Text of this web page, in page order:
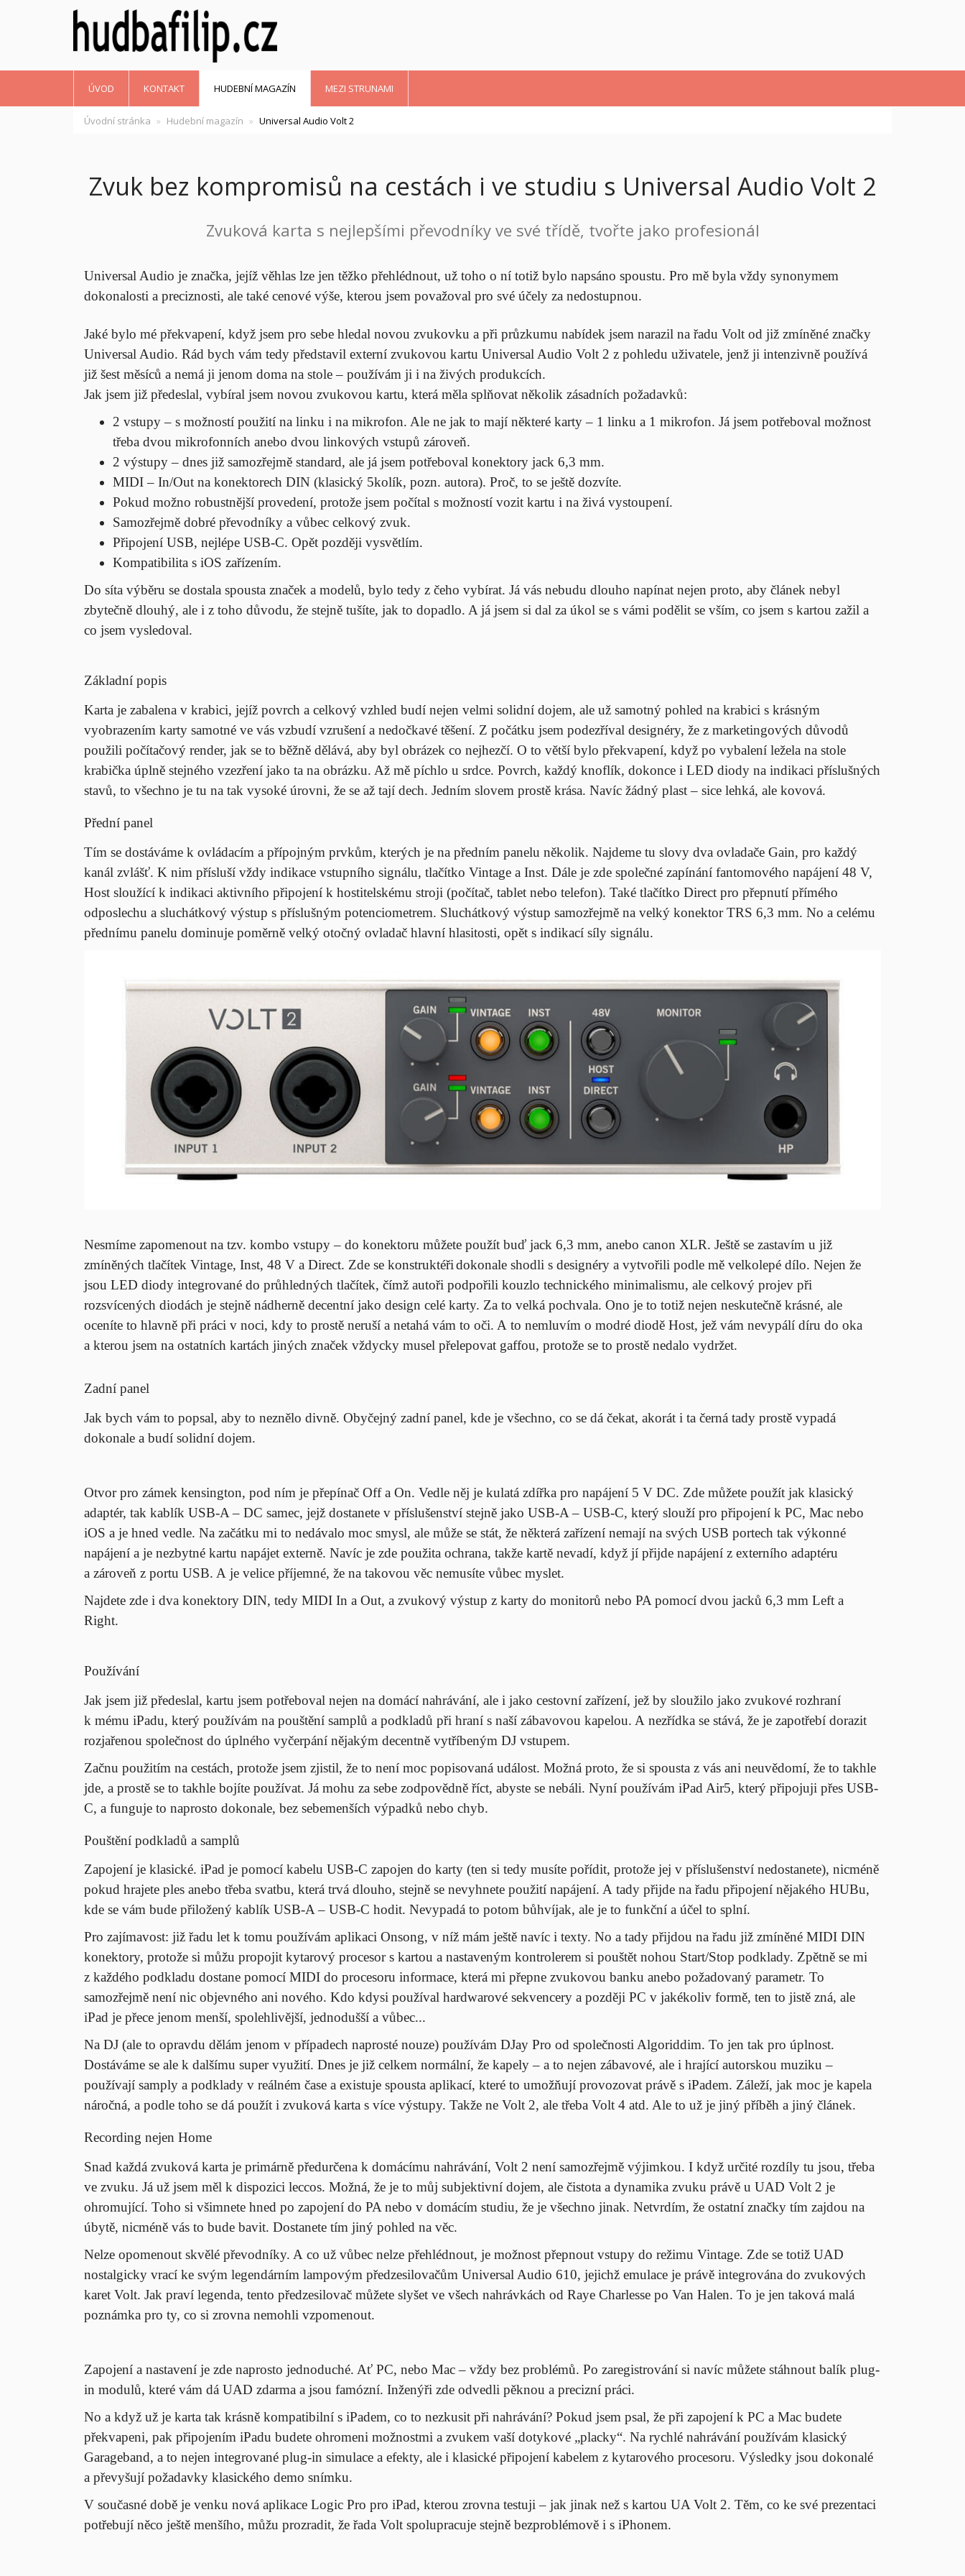
ÚVOD KONTAKT HUDEBNÍ MAGAZÍN MEZI STRUNAMI
Úvodní stránka Hudební magazín Universal Audio Volt 2
Zvuk bez kompromisů na cestách i ve studiu s Universal Audio Volt 2
Zvuková karta s nejlepšími převodníky ve své třídě, tvořte jako profesionál
Universal Audio je značka, jejíž věhlas lze jen těžko přehlédnout, už toho o ní totiž bylo napsáno spoustu. Pro mě byla vždy synonymem
dokonalosti a preciznosti, ale také cenové výše, kterou jsem považoval pro své účely za nedostupnou.
Jaké bylo mé překvapení, když jsem pro sebe hledal novou zvukovku a při průzkumu nabídek jsem narazil na řadu Volt od již zmíněné značky
Universal Audio. Rád bych vám tedy představil externí zvukovou kartu Universal Audio Volt 2 z pohledu uživatele, jenž ji intenzivně používá
již šest měsíců a nemá ji jenom doma na stole – používám ji i na živých produkcích.
Jak jsem již předeslal, vybíral jsem novou zvukovou kartu, která měla splňovat několik zásadních požadavků:
2 vstupy – s možností použití na linku i na mikrofon. Ale ne jak to mají některé karty – 1 linku a 1 mikrofon. Já jsem potřeboval možnost
třeba dvou mikrofonních anebo dvou linkových vstupů zároveň.
2 výstupy – dnes již samozřejmě standard, ale já jsem potřeboval konektory jack 6,3 mm.
MIDI – In/Out na konektorech DIN (klasický 5kolík, pozn. autora). Proč, to se ještě dozvíte.
Pokud možno robustnější provedení, protože jsem počítal s možností vozit kartu i na živá vystoupení.
Samozřejmě dobré převodníky a vůbec celkový zvuk.
Připojení USB, nejlépe USB-C. Opět později vysvětlím.
Kompatibilita s iOS zařízením.
Do síta výběru se dostala spousta značek a modelů, bylo tedy z čeho vybírat. Já vás nebudu dlouho napínat nejen proto, aby článek nebyl
zbytečně dlouhý, ale i z toho důvodu, že stejně tušíte, jak to dopadlo. A já jsem si dal za úkol se s vámi podělit se vším, co jsem s kartou zažil a
co jsem vysledoval.
Základní popis
Karta je zabalena v krabici, jejíž povrch a celkový vzhled budí nejen velmi solidní dojem, ale už samotný pohled na krabici s krásným
vyobrazením karty samotné ve vás vzbudí vzrušení a nedočkavé těšení. Z počátku jsem podezříval designéry, že z marketingových důvodů
použili počítačový render, jak se to běžně dělává, aby byl obrázek co nejhezčí. O to větší bylo překvapení, když po vybalení ležela na stole
krabička úplně stejného vzezření jako ta na obrázku. Až mě píchlo u srdce. Povrch, každý knoflík, dokonce i LED diody na indikaci příslušných
stavů, to všechno je tu na tak vysoké úrovni, že se až tají dech. Jedním slovem prostě krása. Navíc žádný plast – sice lehká, ale kovová.
Přední panel
Tím se dostáváme k ovládacím a přípojným prvkům, kterých je na předním panelu několik. Najdeme tu slovy dva ovladače Gain, pro každý
kanál zvlášť. K nim přísluší vždy indikace vstupního signálu, tlačítko Vintage a Inst. Dále je zde společné zapínání fantomového napájení 48 V,
Host sloužící k indikaci aktivního připojení k hostitelskému stroji (počítač, tablet nebo telefon). Také tlačítko Direct pro přepnutí přímého
odposlechu a sluchátkový výstup s příslušným potenciometrem. Sluchátkový výstup samozřejmě na velký konektor TRS 6,3 mm. No a celému
přednímu panelu dominuje poměrně velký otočný ovladač hlavní hlasitosti, opět s indikací síly signálu.
Nesmíme zapomenout na tzv. kombo vstupy – do konektoru můžete použít buď jack 6,3 mm, anebo canon XLR. Ještě se zastavím u již
zmíněných tlačítek Vintage, Inst, 48 V a Direct. Zde se konstruktéřidokonale shodli s designéry a vytvořili podle mě velkolepé dílo. Nejen že
jsou LED diody integrované do průhledných tlačítek, čímž autoři podpořili kouzlo technického minimalismu, ale celkový projev při
rozsvícených diodách je stejně nádherně decentní jako design celé karty. Za to velká pochvala. Ono je to totiž nejen neskutečně krásné, ale
oceníte to hlavně při práci v noci, kdy to prostě neruší a netahá vám to oči. A to nemluvím o modré diodě Host, jež vám nevypálí díru do oka
a kterou jsem na ostatních kartách jiných značek vždycky musel přelepovat gaffou, protože se to prostě nedalo vydržet.
Zadní panel
Jak bych vám to popsal, aby to neznělo divně. Obyčejný zadní panel, kde je všechno, co se dá čekat, akorát i ta černá tady prostě vypadá
dokonale a budí solidní dojem.
Otvor pro zámek kensington, pod ním je přepínač Off a On. Vedle něj je kulatá zdířka pro napájení 5 V DC. Zde můžete použít jak klasický
adaptér, tak kablík USB-A – DC samec, jejž dostanete v příslušenství stejně jako USB-A – USB-C, který slouží pro připojení k PC, Mac nebo
iOS a je hned vedle. Na začátku mi to nedávalo moc smysl, ale může se stát, že některá zařízení nemají na svých USB portech tak výkonné
napájení a je nezbytné kartu napájet externě. Navíc je zde použita ochrana, takže kartě nevadí, když jí přijde napájení z externího adaptéru
a zároveň z portu USB. A je velice příjemné, že na takovou věc nemusíte vůbec myslet.
Najdete zde i dva konektory DIN, tedy MIDI In a Out, a zvukový výstup z karty do monitorů nebo PA pomocí dvou jacků 6,3 mm Left a
Right.
Používání
Jak jsem již předeslal, kartu jsem potřeboval nejen na domácí nahrávání, ale i jako cestovní zařízení, jež by sloužilo jako zvukové rozhraní
k mému iPadu, který používám na pouštění samplů a podkladů při hraní s naší zábavovou kapelou. A nezřídka se stává, že je zapotřebí dorazit
rozjařenou společnost do úplného vyčerpání nějakým decentně vytříbeným DJ vstupem.
Začnu použitím na cestách, protože jsem zjistil, že to není moc popisovaná událost. Možná proto, že si spousta z vás ani neuvědomí, že to takhle
jde, a prostě se to takhle bojíte používat. Já mohu za sebe zodpovědně říct, abyste se nebáli. Nyní používám iPad Air5, který připojuji přes USB-
C, a funguje to naprosto dokonale, bez sebemenších výpadků nebo chyb.
Pouštění podkladů a samplů
Zapojení je klasické. iPad je pomocí kabelu USB-C zapojen do karty (ten si tedy musíte pořídit, protože jej v příslušenství nedostanete), nicméně
pokud hrajete ples anebo třeba svatbu, která trvá dlouho, stejně se nevyhnete použití napájení. A tady přijde na řadu připojení nějakého HUBu,
kde se vám bude přiložený kablík USB-A – USB-C hodit. Nevypadá to potom bůhvíjak, ale je to funkční a účel to splní.
Pro zajímavost: již řadu let k tomu používám aplikaci Onsong, v níž mám ještě navíc i texty. No a tady přijdou na řadu již zmíněné MIDI DIN
konektory, protože si můžu propojit kytarový procesor s kartou a nastaveným kontrolerem si pouštět nohou Start/Stop podklady. Zpětně se mi
z každého podkladu dostane pomocí MIDI do procesoru informace, která mi přepne zvukovou banku anebo požadovaný parametr. To
samozřejmě není nic objevného ani nového. Kdo kdysi používal hardwarové sekvencery a později PC v jakékoliv formě, ten to jistě zná, ale
iPad je přece jenom menší, spolehlivější, jednodušší a vůbec...
Na DJ (ale to opravdu dělám jenom v případech naprosté nouze) používám DJay Pro od společnosti Algoriddim. To jen tak pro úplnost.
Dostáváme se ale k dalšímu super využití. Dnes je již celkem normální, že kapely – a to nejen zábavové, ale i hrající autorskou muziku –
používají samply a podklady v reálném čase a existuje spousta aplikací, které to umožňují provozovat právě s iPadem. Záleží, jak moc je kapela
náročná, a podle toho se dá použít i zvuková karta s více výstupy. Takže ne Volt 2, ale třeba Volt 4 atd. Ale to už je jiný příběh a jiný článek.
Recording nejen Home
Snad každá zvuková karta je primárně předurčena k domácímu nahrávání, Volt 2 není samozřejmě výjimkou. I když určité rozdíly tu jsou, třeba
ve zvuku. Já už jsem měl k dispozici leccos. Možná, že je to můj subjektivní dojem, ale čistota a dynamika zvuku právě u UAD Volt 2 je
ohromující. Toho si všimnete hned po zapojení do PA nebo v domácím studiu, že je všechno jinak. Netvrdím, že ostatní značky tím zajdou na
úbytě, nicméně vás to bude bavit. Dostanete tím jiný pohled na věc.
Nelze opomenout skvělé převodníky. A co už vůbec nelze přehlédnout, je možnost přepnout vstupy do režimu Vintage. Zde se totiž UAD
nostalgicky vrací ke svým legendárním lampovým předzesilovačům Universal Audio 610, jejichž emulace je právě integrována do zvukových
karet Volt. Jak praví legenda, tento předzesilovač můžete slyšet ve všech nahrávkách od Raye Charlesse po Van Halen. To je jen taková malá
poznámka pro ty, co si zrovna nemohli vzpomenout.
Zapojení a nastavení je zde naprosto jednoduché. Ať PC, nebo Mac – vždy bez problémů. Po zaregistrování si navíc můžete stáhnout balík plug-
in modulů, které vám dá UAD zdarma a jsou famózní. Inženýři zde odvedli pěknou a precizní práci.
No a když už je karta tak krásně kompatibilní s iPadem, co to nezkusit při nahrávání? Pokud jsem psal, že při zapojení k PC a Mac budete
překvapeni, pak připojením iPadu budete ohromeni možnostmi a zvukem vaší dotykové „placky“. Na rychlé nahrávání používám klasický
Garageband, a to nejen integrované plug-in simulace a efekty, ale i klasické připojení kabelem z kytarového procesoru. Výsledky jsou dokonalé
a převyšují požadavky klasického demo snímku.
V současné době je venku nová aplikace Logic Pro pro iPad, kterou zrovna testuji – jak jinak než s kartou UA Volt 2. Těm, co ke své prezentaci
potřebují něco ještě menšího, můžu prozradit, že řada Volt spolupracuje stejně bezproblémově i s iPhonem.